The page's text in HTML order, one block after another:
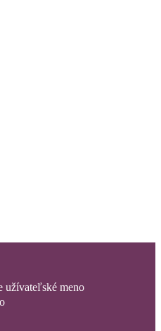
užívateľské meno